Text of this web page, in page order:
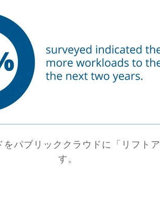
パブリッククラウドに「リフト
す。